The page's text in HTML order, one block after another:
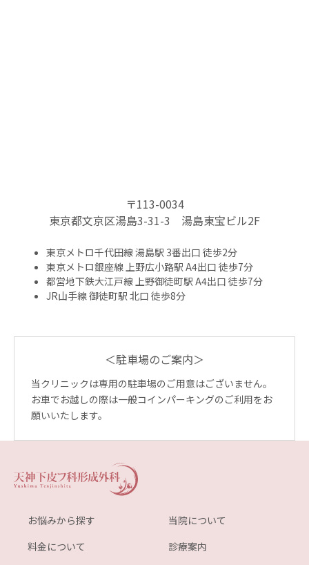
〒113-0034
東京都文京区湯島3-31-3 湯島東宝ビル2F
東京メトロ千代田線 湯島駅 3番出口 徒歩2分
東京メトロ銀座線 上野広小路駅 A4出口 徒歩7分
都営地下鉄大江戸線 上野御徒町駅 A4出口 徒歩7分
JR山手線 御徒町駅 北口 徒歩8分
＜駐車場のご案内＞
当クリニックは専用の駐車場のご用意はございません。
お車でお越しの際は一般コインパーキングのご利用をお
願いいたします。
お悩みから探す
当院について
料金について
診療案内